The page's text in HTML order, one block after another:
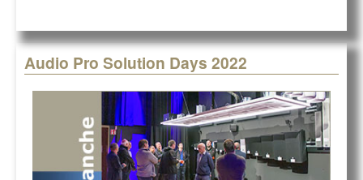
Audio Pro Solution Days 2022